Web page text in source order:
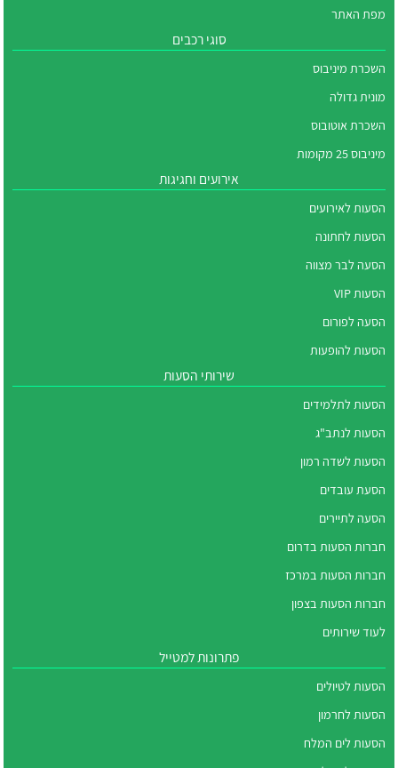
מפת האתר
סוגי רכבים
השכרת מיניבוס
מונית גדולה
השכרת אוטובוס
מיניבוס 25 מקומות
אירועים וחגיגות
הסעות לאירועים
הסעות לחתונה
הסעה לבר מצווה
הסעות VIP
הסעה לפורום
הסעות להופעות
שירותי הסעות
הסעות לתלמידים
הסעות לנתב"ג
הסעות לשדה רמון
הסעת עובדים
הסעה לתיירים
חברות הסעות בדרום
חברות הסעות במרכז
חברות הסעות בצפון
לעוד שירותים
פתרונות למטייל
הסעות לטיולים
הסעות לחרמון
הסעות לים המלח